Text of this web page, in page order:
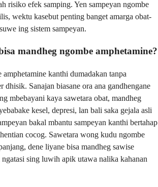
risiko efek samping. Yen sampeyan ngombe
wektu kasebut penting banget amarga obat-
ing sistem sampeyan.
mandheg ngombe amphetamine?
kanthi dumadakan tanpa
dhisik. Sanajan biasane ora ana gandhengane
mbebayani kaya sawetara obat, mandheg
kesel, depresi, lan bali saka gejala asli
bakal mbantu sampeyan kanthi bertahap
cocog. Sawetara wong kudu ngombe
dene liyane bisa mandheg sawise
ngatasi sing luwih apik utawa nalika kahanan